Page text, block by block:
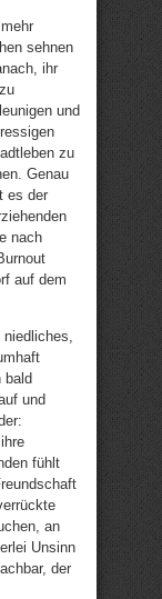
sehnen
ihr
und
zu
Genau
es der
nach
auf dem
bald
und
fühlt
an
Unsinn
der